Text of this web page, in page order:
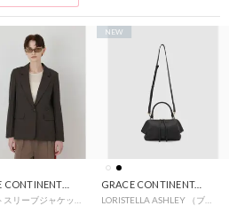
GRACE CONTINENTAL GRACE CONTINENTAL
LORISTELLA ASHLEY （ブラック）
NEW